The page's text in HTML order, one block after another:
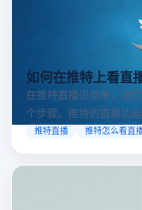
如何在推特上看直
在推特直播很简单，浏
个步骤。推特的直播功
以通过关注自己喜欢的
可以随时随地参与实时
推特直播 推特怎么看直